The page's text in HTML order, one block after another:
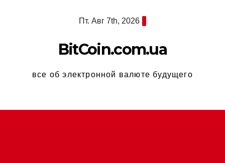
Пт. Авг 7th, 2026
BitCoin.com.ua
все об электронной валюте будущего